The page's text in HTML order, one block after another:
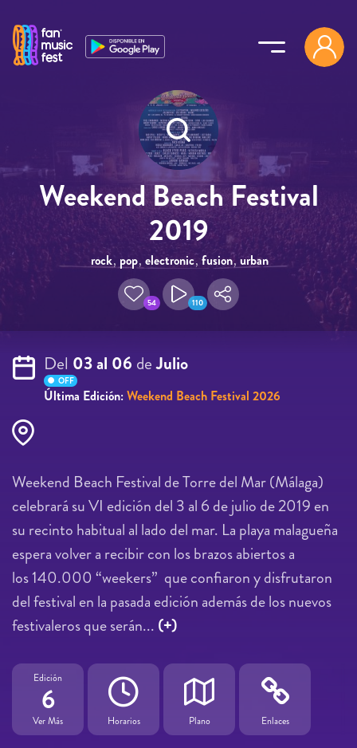
Weekend Beach Festival
2019
rock, pop, electronic, fusion, urban
54 110
Del 03 al 06 deJulio
OFF
Última Edición:Weekend Beach Festival 2026
Weekend Beach Festival de Torre del Mar (Málaga)
celebrará su VI edición del 3 al 6 de julio de 2019 en
su recinto habitual al lado del mar. La playa malagueña
espera volver a recibir con los brazos abiertos a
los 140.000 “weekers” que confiaron y disfrutaron
del festival en la pasada edición además de los nuevos
festivaleros que serán... (+)
Edición
6
Ver Más Horarios Plano Enlaces